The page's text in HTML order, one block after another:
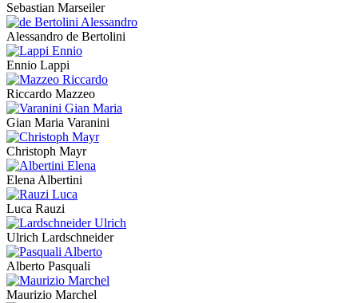
Sebastian Marseiler
Alessandro de Bertolini
Ennio Lappi
Riccardo Mazzeo
Gian Maria Varanini
Christoph Mayr
Elena Albertini
Luca Rauzi
Ulrich Lardschneider
Alberto Pasquali
Maurizio Marchel